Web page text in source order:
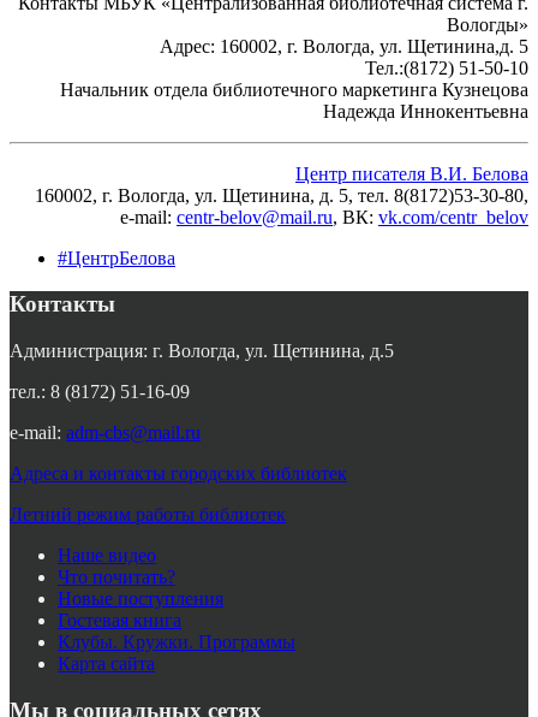
Вологды»
Адрес: 160002, г. Вологда, ул. Щетинина,д. 5
Тел.:(8172) 51-50-10
Начальник отдела библиотечного маркетинга Кузнецова
Надежда Иннокентьевна
Центр писателя В.И. Белова
160002, г. Вологда, ул. Щетинина, д. 5, тел. 8(8172)53-30-80,
e-mail: centr-belov@mail.ru, ВК: vk.com/centr_belov
#ЦентрБелова
Контакты
Администрация: г. Вологда, ул. Щетинина, д.5
тел.: 8 (8172) 51-16-09
e-mail: adm-cbs@mail.ru
Адреса и контакты городских библиотек
Летний режим работы библиотек
Наше видео
Что почитать?
Новые поступления
Гостевая книга
Клубы. Кружки. Программы
Карта сайта
Мы в социальных сетях